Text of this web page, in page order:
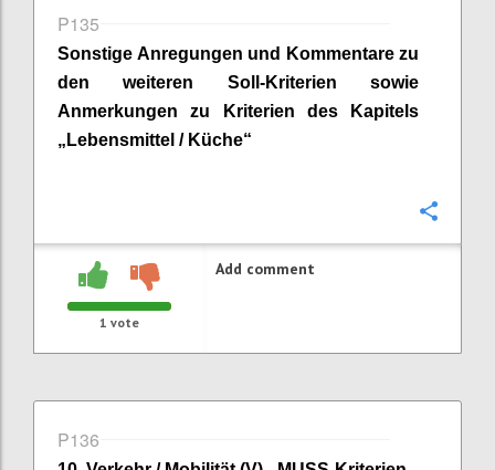
P135
Sonstige Anregungen und Kommentare zu
den weiteren Soll-Kriterien sowie
Anmerkungen zu Kriterien des Kapitels
„ Lebensmittel / Küche“
1 vote
Add comment
P136